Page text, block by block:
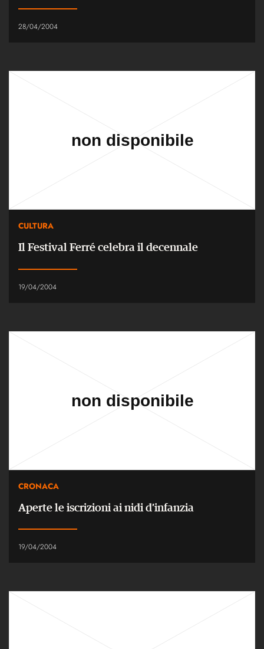
28/04/2004
CULTURA
Il Festival Ferré celebra il decennale
19/04/2004
CRONACA
Aperte le iscrizioni ai nidi d’infanzia
19/04/2004